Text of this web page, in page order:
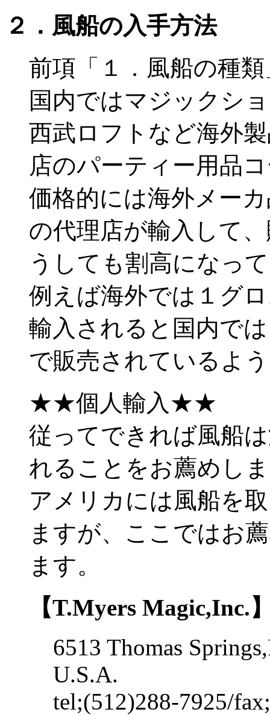
２．風船の入手方法
前項「１．風船の種
国内ではマジックシ
西武ロフトなど海外
店のパーティー用品
価格的には海外メー
の代理店が輸入して
うしても割高になっ
例えば海外では１グ
輸入されると国内で
で販売されているよ
★★個人輸入★★
従ってできれば風船
れることをお薦めし
アメリカには風船を
ますが、ここではお
ます。
【T.Myers Magic,Inc.
6513 Thomas
U.S.A.
tel;(512)288-7925/